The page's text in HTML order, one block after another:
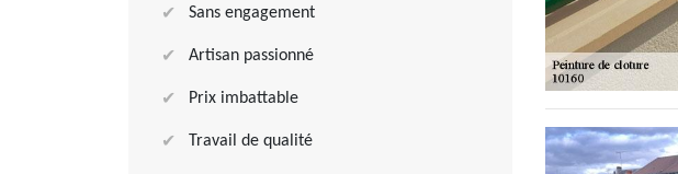
Sans engagement
Artisan passionné
Prix imbattable
Travail de qualité